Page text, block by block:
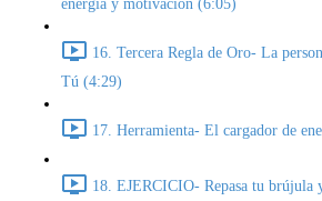
energía y motivación (6:05)
16. Tercera Regla de Oro- La
Tú (4:29)
17. Herramienta- El cargador de
18. EJERCICIO- Repasa tu brújula